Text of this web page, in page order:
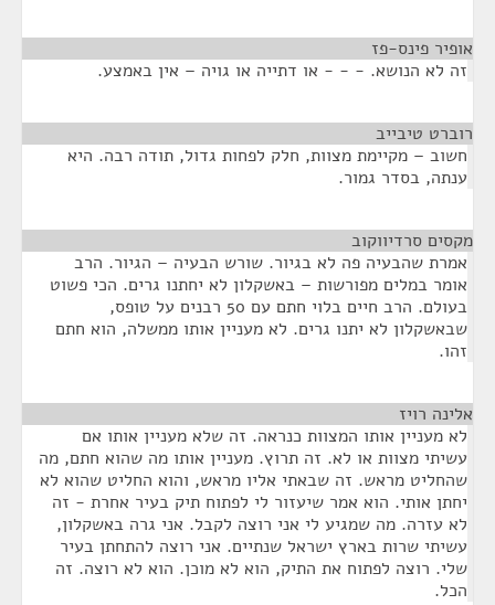
אופיר פינס-פז
זה לא הנושא. - - - או דתייה או גויה – אין באמצע.
רוברט טיבייב
חשוב – מקיימת מצוות, חלק לפחות גדול, תודה רבה. היא
ענתה, בסדר גמור.
מקסים סרדיווקוב
אמרת שהבעיה פה לא בגיור. שורש הבעיה – הגיור. הרב
אומר במלים מפורשות – באשקלון לא יחתנו גרים. הכי פשוט
בעולם. הרב חיים בלוי חתם עם 50 רבנים על טופס,
שבאשקלון לא יתנו גרים. לא מעניין אותו ממשלה, הוא חתם
זהו.
אלינה רויז
לא מעניין אותו המצוות כנראה. זה שלא מעניין אותו אם
עשיתי מצוות או לא. זה תרוץ. מעניין אותו מה שהוא חתם, מה
שהחליט מראש. זה שבאתי אליו מראש, והוא החליט שהוא לא
יחתן אותי. הוא אמר שיעזור לי לפתוח תיק בעיר אחרת - זה
לא עזרה. מה שמגיע לי אני רוצה לקבל. אני גרה באשקלון,
עשיתי שרות בארץ ישראל שנתיים. אני רוצה להתחתן בעיר
שלי. רוצה לפתוח את התיק, הוא לא מוכן. הוא לא רוצה. זה
הכל.